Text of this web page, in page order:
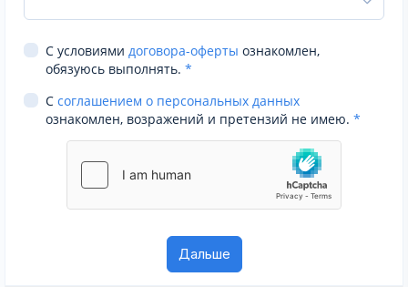
С условиями договора-оферты ознакомлен,
обязуюсь выполнять. *
С соглашением о персональных данных
ознакомлен, возражений и претензий не имею. *